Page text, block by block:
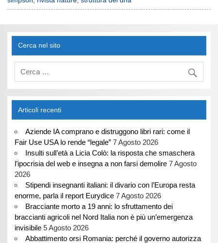
Cerca nel sito
Articoli recenti
Aziende IA comprano e distruggono libri rari: come il
Fair Use USA lo rende “legale” 7 Agosto 2026
Insulti sull’età a Licia Colò: la risposta che smaschera
l’ipocrisia del web e insegna a non farsi demolire 7 Agosto
2026
Stipendi insegnanti italiani: il divario con l’Europa resta
enorme, parla il report Eurydice 7 Agosto 2026
Bracciante morto a 19 anni: lo sfruttamento dei
braccianti agricoli nel Nord Italia non è più un’emergenza
invisibile 5 Agosto 2026
Abbattimento orsi Romania: perché il governo autorizza